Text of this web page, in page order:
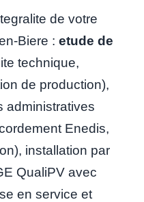
de votre
Biere : etude de
technique,
de production),
administratives
Enedis,
installation par
QualiPV avec
en service et